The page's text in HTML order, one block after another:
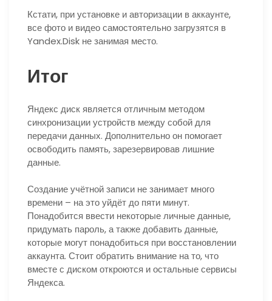
Кстати, при установке и авторизации в аккаунте,
все фото и видео самостоятельно загрузятся в
Yandex.Disk не занимая место.
Итог
Яндекс диск является отличным методом
синхронизации устройств между собой для
передачи данных. Дополнительно он помогает
освободить память, зарезервировав лишние
данные.
Создание учётной записи не занимает много
времени – на это уйдёт до пяти минут.
Понадобится ввести некоторые личные данные,
придумать пароль, а также добавить данные,
которые могут понадобиться при восстановлении
аккаунта. Стоит обратить внимание на то, что
вместе с диском откроются и остальные сервисы
Яндекса.